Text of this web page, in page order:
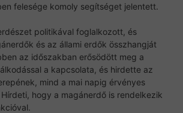
felesége komoly segítséget jelentett.
politikával foglalkozott, és
és az állami erdők összhangját
az időszakban erősödött meg a
a kapcsolata, és hirdette az
mind a mai napig érvényes
hogy a magánerdő is rendelkezik